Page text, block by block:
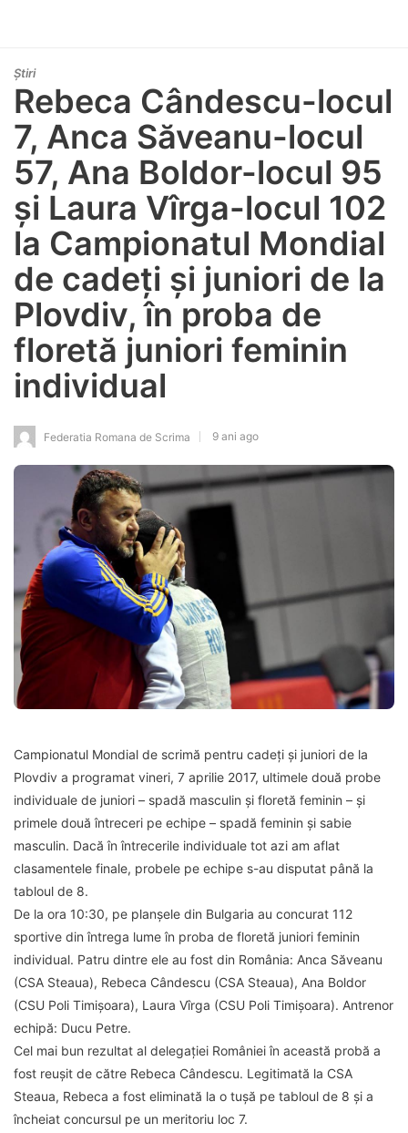
Știri
Rebeca Cândescu-locul
7, Anca Săveanu-locul
57, Ana Boldor-locul 95
și Laura Vîrga-locul 102
la Campionatul Mondial
de cadeți și juniori de la
Plovdiv, în proba de
floretă juniori feminin
individual
Federatia Romana de Scrima 9 ani ago
Campionatul Mondial de scrimă pentru cadeți și juniori de la
Plovdiv a programat vineri, 7 aprilie 2017, ultimele două probe
individuale de juniori – spadă masculin și floretă feminin – și
primele două întreceri pe echipe – spadă feminin și sabie
masculin. Dacă în întrecerile individuale tot azi am aflat
clasamentele finale, probele pe echipe s-au disputat până la
tabloul de 8.
De la ora 10:30, pe planșele din Bulgaria au concurat 112
sportive din întrega lume în proba de floretă juniori feminin
individual. Patru dintre ele au fost din România: Anca Săveanu
(CSA Steaua), Rebeca Cândescu (CSA Steaua), Ana Boldor
(CSU Poli Timișoara), Laura Vîrga (CSU Poli Timișoara). Antrenor
echipă: Ducu Petre.
Cel mai bun rezultat al delegației României în această probă a
fost reușit de către Rebeca Cândescu. Legitimată la CSA
Steaua, Rebeca a fost eliminată la o tușă pe tabloul de 8 și a
încheiat concursul pe un meritoriu loc 7.